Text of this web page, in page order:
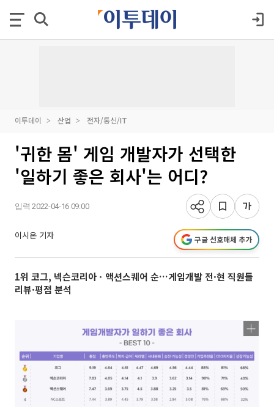
이투데이 산업 전자/통신/IT
'귀한 몸' 게임 개발자가 선택한
'일하기 좋은 회사'는 어디?
입력 2022-04-16 09:00
이시온 기자 구글 선호매체 추가
1위 코그, 넥슨코리아ㆍ액션스퀘어 순…게임개발 전·현 직원들
리뷰·평점 분석